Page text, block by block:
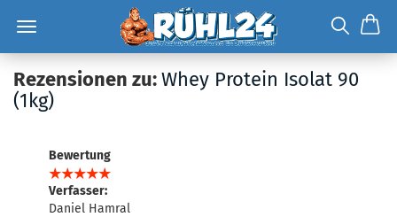
Rezensionen zu:Whey Protein Isolat 90
(1kg)
Bewertung
Verfasser:
Daniel Hamral